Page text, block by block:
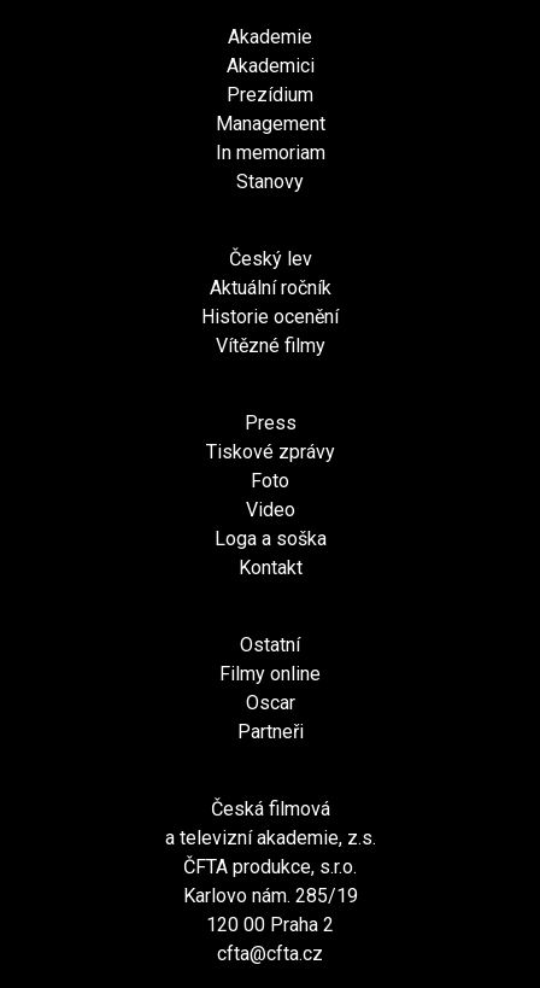
Akademie
Akademici
Prezídium
Management
In memoriam
Stanovy
Český lev
Aktuální ročník
Historie ocenění
Vítězné filmy
Press
Tiskové zprávy
Foto
Video
Loga a soška
Kontakt
Ostatní
Filmy online
Oscar
Partneři
Česká filmová
a televizní akademie, z.s.
ČFTA produkce, s.r.o.
Karlovo nám. 285/19
120 00 Praha 2
cfta@cfta.cz